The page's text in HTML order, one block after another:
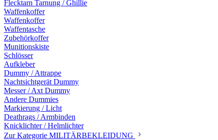
Flecktarn Tarnung / Ghillie
Waffenkoffer
Waffenkoffer
Waffentasche
Zubehörkoffer
Munitionskiste
Schlösser
Aufkleber
Dummy / Attrappe
Nachtsichtgerät Dummy
Messer / Axt Dummy
Andere Dummies
Markierung / Licht
Deathrags / Armbinden
Knicklichter / Helmlichter
Zur Kategorie MILITÄRBEKLEIDUNG